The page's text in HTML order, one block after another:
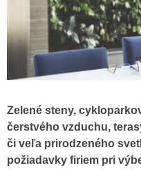
Zelené steny,
čerstvého vzduchu,
či veľa prirodzeného
požiadavky firiem pri